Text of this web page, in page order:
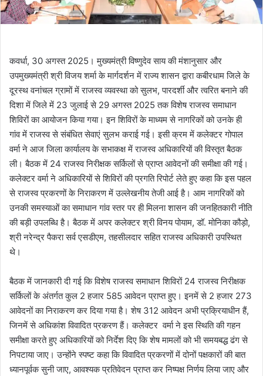
कवर्धा, 30 अगस्त 2025। मुख्यमंत्री विष्णुदेव साय की मंशानुसार और
उपमुख्यमंत्री श्री विजय शर्मा के मार्गदर्शन में राज्य शासन द्वारा कबीरधाम जिले के
दूरस्थ वनांचल ग्रामों में राजस्व व्यवस्था को सुलभ, पारदर्शी और त्वरित बनाने की
दिशा में जिले में 23 जुलाई से 29 अगस्त 2025 तक विशेष राजस्व समाधान
शिविरों का आयोजन किया गया। इन शिविरों के माध्यम से नागरिकों को उनके ही
गांव में राजस्व से संबंधित सेवाएं सुलभ कराई गई। इसी क्रम में कलेक्टर गोपाल
वर्मा ने आज जिला कार्यालय के सभाकक्ष में राजस्व अधिकारियों की विस्तृत बैठक
ली। बैठक में 24 राजस्व निरीक्षक सर्किलों से प्राप्त आवेदनों की समीक्षा की गई।
कलेक्टर वर्मा ने अधिकारियों से शिविरों की प्रगति रिपोर्ट लेते हुए कहा कि इस पहल
से राजस्व प्रकरणों के निराकरण में उल्लेखनीय तेजी आई है। आम नागरिकों को
उनकी समस्याओं का समाधान गांव स्तर पर ही मिलना शासन की जनहितकारी नीति
की बड़ी उपलब्धि है। बैठक में अपर कलेक्टर श्री विनय पोयाम, डॉ. मोनिका कौड़ो,
श्री नरेन्द्र पैकरा सर्व एसडीएम, तहसीलदार सहित राजस्व अधिकारी उपस्थित
थे।
बैठक में जानकारी दी गई कि विशेष राजस्व समाधान शिविरों 24 राजस्व निरीक्षक
सर्किलों के अंतर्गत कुल 2 हजार 585 आवेदन प्राप्त हुए। इनमें से 2 हजार 273
आवेदनों का निराकरण कर दिया गया है। शेष 312 आवेदन अभी प्रक्रियाधीन हैं,
जिनमें से अधिकांश विवादित प्रकरण हैं। कलेक्टर वर्मा ने इस स्थिति की गहन
समीक्षा करते हुए अधिकारियों को निर्देश दिए कि शेष मामलों को भी समयबद्ध ढंग से
निपटाया जाए। उन्होंने स्पष्ट कहा कि विवादित प्रकरणों में दोनों पक्षकारों की बात
ध्यानपूर्वक सुनी जाए, आवश्यक प्रतिवेदन प्राप्त कर निष्पक्ष निर्णय लिया जाए और